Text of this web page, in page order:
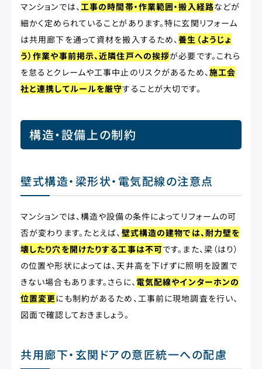
マンションでは、工事の時間帯・作業範囲・搬入経路などが
細かく定められていることがあります。特に玄関リフォーム
は共用廊下を通って資材を搬入するため、養生（ようじょ
う）作業や事前掲示、近隣住戸への挨拶が必要です。これら
を怠るとクレームや工事中止のリスクがあるため、施工会
社と連携してルールを厳守することが大切です。
構造・設備上の制約
壁式構造・梁形状・電気配線の注意点
マンションでは、構造や設備の条件によってリフォームの可
否が変わります。たとえば、 壁式構造の建物では、耐力壁を
壊したり穴を開けたりする工事は不可です。また、梁（はり）
の位置や形状によっては、天井高を下げずに照明を設置で
きない場合もあります。さらに、電気配線やインターホンの
位置変更にも制約があるため、工事前に現地調査を行い、
図面で確認しておきましょう。
共用廊下・玄関ドアの意匠統一への配慮